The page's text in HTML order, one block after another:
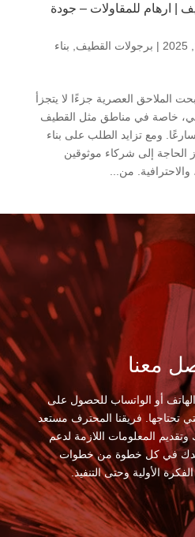
| ارهام للمقاولات – جودة
| برجولات القطيف
بناء
الملاحق العصرية جزءًا لا يتجزأ
خاصة في مناطق مثل القطيف
ومع تزايد الطلب على بناء
الحاجة إلى شركاء موثوقين
والاحترافية. من...
معنا
أو الواتساب للحصول على
تحتاجها. فريقنا المحترف مستعد
المعلومات اللازمة لدعم
في كل خطوة من خطوات
الأولية وحتى التنفيذ.